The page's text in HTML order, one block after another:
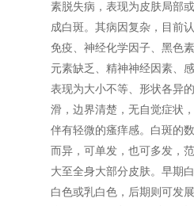
素脱失病，表现为皮肤局部
成白斑。其病因复杂，目前
免疫、神经化学因子、黑色
元素缺乏、精神神经因素、
表现为大小不等、形状各异
滑，边界清楚，无自觉症状
伴有轻微的瘙痒感。白斑的
而异，可单发，也可多发，
大至全身大部分皮肤。早期
白色或乳白色，后期则可发展